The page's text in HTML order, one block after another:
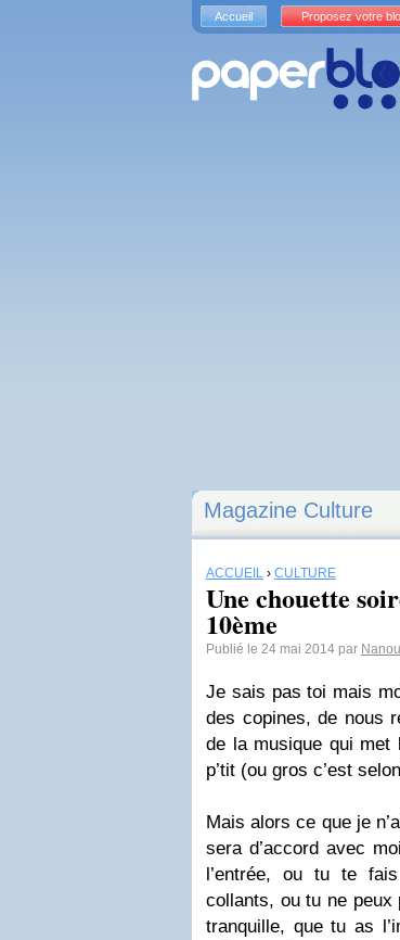
Magazine Culture
ACCUEIL › CULTURE
Une chouette
10ème
Publié le 24 mai 2014 par Nanou
Je sais pas toi mais
des copines, de nous
de la musique qui met
p’tit (ou gros c’est
Mais alors ce que je
sera d’accord avec
l’entrée, ou tu te
collants, ou tu ne peux
tranquille, que tu as
Accueil Proposez votre